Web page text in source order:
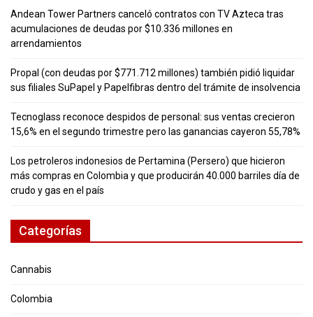
Andean Tower Partners canceló contratos con TV Azteca tras
acumulaciones de deudas por $10.336 millones en
arrendamientos
Propal (con deudas por $771.712 millones) también pidió liquidar
sus filiales SuPapel y Papelfibras dentro del trámite de insolvencia
Tecnoglass reconoce despidos de personal: sus ventas crecieron
15,6% en el segundo trimestre pero las ganancias cayeron 55,78%
Los petroleros indonesios de Pertamina (Persero) que hicieron
más compras en Colombia y que producirán 40.000 barriles día de
crudo y gas en el país
Categorías
Cannabis
Colombia